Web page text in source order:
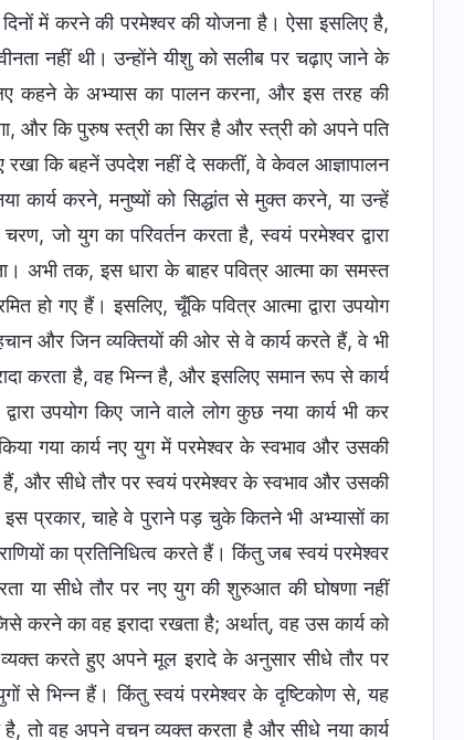
में करने की परमेश्वर की योजना है। ऐसा इसलिए है,
नहीं थी। उन्होंने यीशु को सलीब पर चढ़ाए जाने के
कहने के अभ्यास का पालन करना, और इस तरह की
और कि पुरुष स्त्री का सिर है और स्त्री को अपने पति
रखा कि बहनें उपदेश नहीं दे सकतीं, वे केवल आज्ञापालन
कार्य करने, मनुष्यों को सिद्धांत से मुक्त करने, या उन्हें
जो युग का परिवर्तन करता है, स्वयं परमेश्वर द्वारा
अभी तक, इस धारा के बाहर पवित्र आत्मा का समस्त
हो गए हैं। इसलिए, चूँकि पवित्र आत्मा द्वारा उपयोग
और जिन व्यक्तियों की ओर से वे कार्य करते हैं, वे भी
करता है, वह भिन्न है, और इसलिए समान रूप से कार्य
उपयोग किए जाने वाले लोग कुछ नया कार्य भी कर
गया कार्य नए युग में परमेश्वर के स्वभाव और उसकी
हैं, और सीधे तौर पर स्वयं परमेश्वर के स्वभाव और उसकी
प्रकार, चाहे वे पुराने पड़ चुके कितने भी अभ्यासों का
का प्रतिनिधित्व करते हैं। किंतु जब स्वयं परमेश्वर
या सीधे तौर पर नए युग की शुरुआत की घोषणा नहीं
करने का वह इरादा रखता है; अर्थात्, वह उस कार्य को
करते हुए अपने मूल इरादे के अनुसार सीधे तौर पर
से भिन्न हैं। किंतु स्वयं परमेश्वर के दृष्टिकोण से, यह
तो वह अपने वचन व्यक्त करता है और सीधे नया कार्य